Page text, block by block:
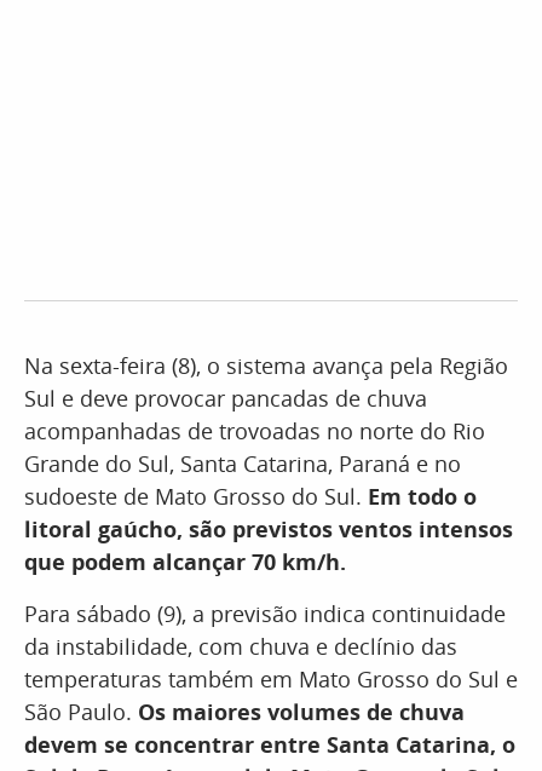
Na sexta-feira (8), o sistema avança pela Região
Sul e deve provocar pancadas de chuva
acompanhadas de trovoadas no norte do Rio
Grande do Sul, Santa Catarina, Paraná e no
sudoeste de Mato Grosso do Sul. Em todo o
litoral gaúcho, são previstos ventos intensos
que podem alcançar 70 km/h.
Para sábado (9), a previsão indica continuidade
da instabilidade, com chuva e declínio das
temperaturas também em Mato Grosso do Sul e
São Paulo. Os maiores volumes de chuva
devem se concentrar entre Santa Catarina, o